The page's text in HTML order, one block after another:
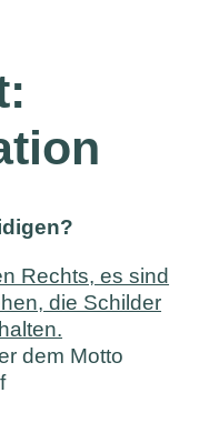
dem Motto